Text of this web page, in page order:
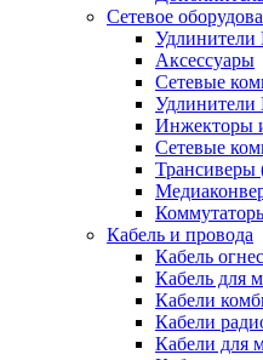
Сетевое
Удлинители
Аксессуары
Сетевые
Удлинители
Инжекторы
Сетевые
Трансиверы
Кабель и провода
Кабель
Кабель для
Кабели
Кабели
Кабели для